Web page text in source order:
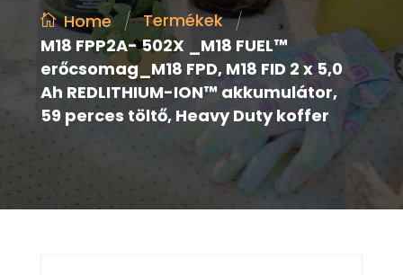
Home / Termékek /
M18 FPP2A- 502X _M18 FUEL™
erőcsomag_M18 FPD, M18 FID 2 x 5,0
Ah REDLITHIUM-ION™ akkumulátor,
59 perces töltő, Heavy Duty koffer